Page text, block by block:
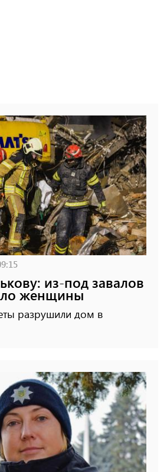
из-под завалов
женщины
разрушили дом в